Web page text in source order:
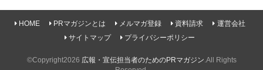
HOME PRマガジンとは メルマガ登録 資料請求
運営会社
サイトマップ
プライバシーポリシー
©Copyright2026 広報・宣伝担当者のためのPRマガジン .All Rights